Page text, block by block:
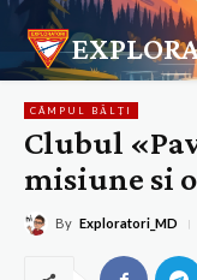
CÂMPUL BĂLȚI
Clubul
misiune si
By Exploratori_MD